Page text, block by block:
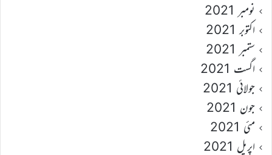
نومبر 2021
اکتوبر 2021
ستمبر 2021
اگست 2021
جولائی 2021
جون 2021
مئی 2021
اپریل 2021